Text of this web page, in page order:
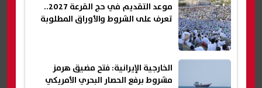
موعد التقديم في حج القرعة 2027..
تعرف على الشروط والأوراق المطلوبة
الخارجية الإيرانية: فتح مضيق هرمز
مشروط برفع الحصار البحري الأمريكي